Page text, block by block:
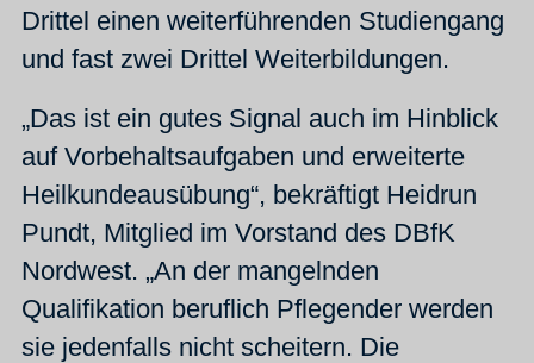
Drittel einen weiterführenden Studiengang
und fast zwei Drittel Weiterbildungen.
„Das ist ein gutes Signal auch im Hinblick
auf Vorbehaltsaufgaben und erweiterte
Heilkundeausübung“, bekräftigt Heidrun
Pundt, Mitglied im Vorstand des DBfK
Nordwest. „An der mangelnden
Qualifikation beruflich Pflegender werden
sie jedenfalls nicht scheitern. Die